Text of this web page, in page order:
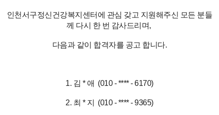
인천서구정신건강복지센터에 관심 갖고 지원해주신 모든 분들
께 다시 한 번 감사드리며,
다음과 같이 합격자를 공고 합니다.
1. 김 * 애 (010 - **** - 6170)
2. 최 * 지 (010 - **** - 9365)